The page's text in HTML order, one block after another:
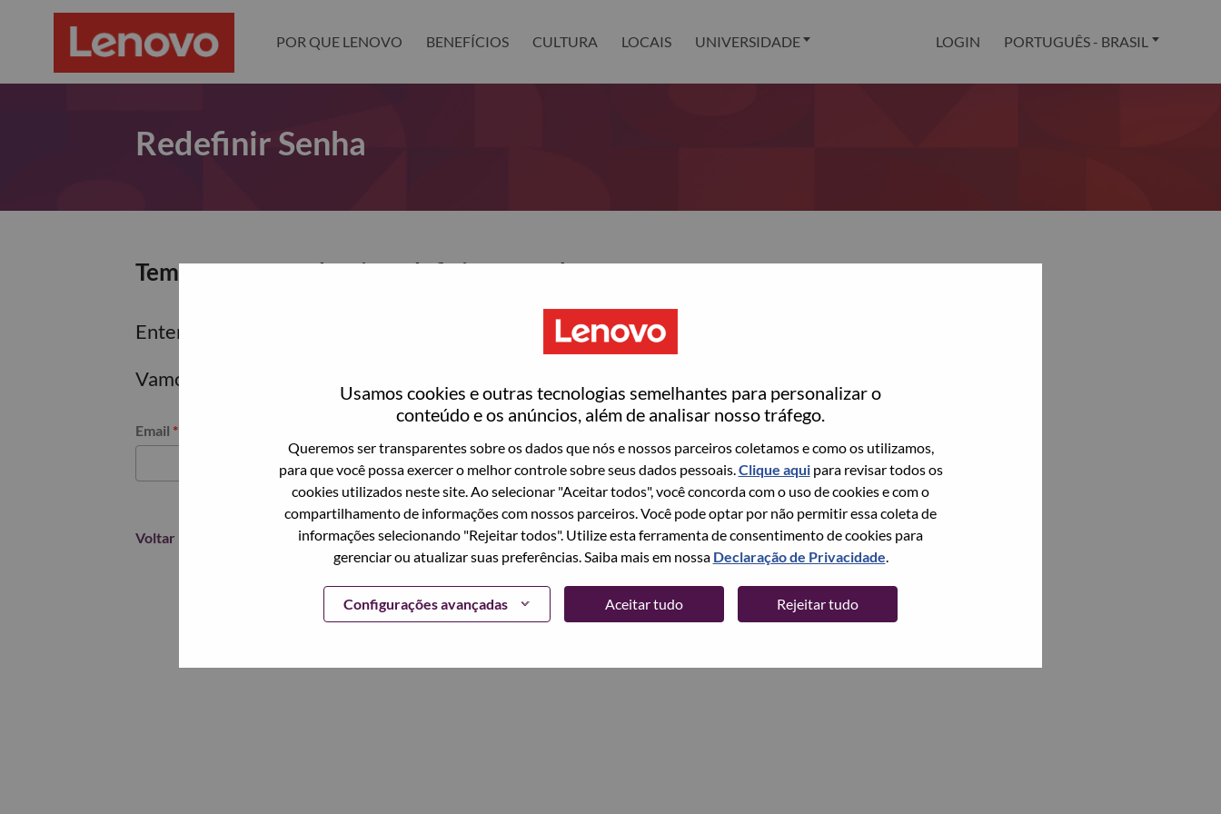
Usamos cookies e outras tecnologias semelhantes para personalizar o
conteúdo e os anúncios, além de analisar nosso tráfego.
Queremos ser transparentes sobre os dados que nós e nossos parceiros coletamos e como os utilizamos,
para que você possa exercer o melhor controle sobre seus dados pessoais. Clique aquipara revisar todos os
cookies utilizados neste site. Ao selecionar "Aceitar todos", você concorda com o uso de cookies e com o
compartilhamento de informações com nossos parceiros. Você pode optar por não permitir essa coleta de
informações selecionando "Rejeitar todos". Utilize esta ferramenta de consentimento de cookies para
gerenciar ou atualizar suas preferências. Saiba mais em nossa Declaração de Privacidade
Configurações avançadas Aceitar tudo Rejeitar tudo
POR QUE LENOVO BENEFÍCIOS CULTURA LOCAIS UNIVERSIDADE LOGIN PORTUGUÊS - BRASIL
Redefinir Senha
Tem certeza que deseja redefinir sua senha?
Enter the email address associated with your account, then click "Continue".
Vamos enviar por email um link para você redefinir sua senha.
Redefinir senha com seu email
Email *
Continuar
Voltar